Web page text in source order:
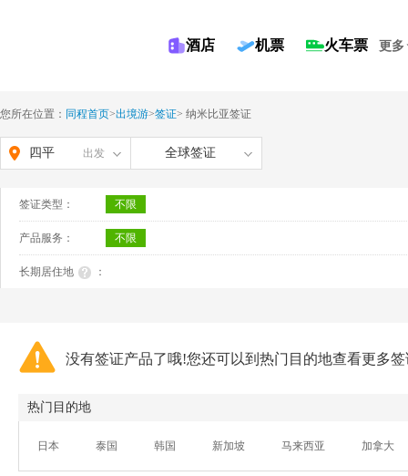
酒店 机票 火车票 更多
您所在位置： 同程首页>出境游>签证> 纳米比亚签证
四平 出发 全球签证
签证类型： 不限
产品服务： 不限
长期居住地 ：
没有签证产品了哦!您还可以到热门目的地查看更多
热门目的地
日本 泰国 韩国 新加坡 马来西亚 加拿大